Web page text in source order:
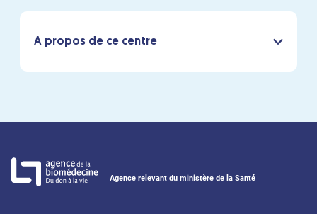
A propos de ce centre
Agence relevant du ministère de la Santé